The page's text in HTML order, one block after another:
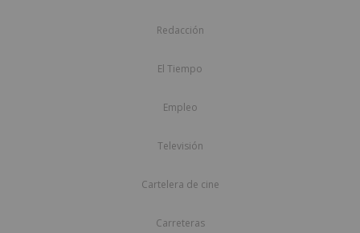
Redacción
El Tiempo
Empleo
Televisión
Cartelera de cine
Carreteras